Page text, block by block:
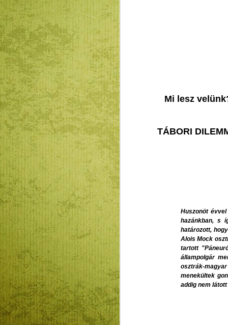
Mi lesz
TÁBORI
Huszonöt
hazánkban, s
határozott,
Alois Mock
tartott
állampolgár
osztrák-
menekültek
addig nem
AUG
5